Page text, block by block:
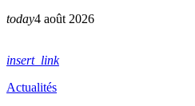
today4 août 2026
insert_link
Actualités